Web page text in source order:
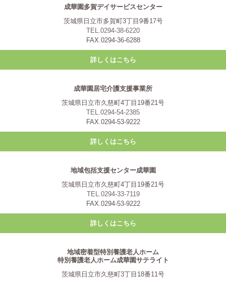
成華園多賀デイサービスセンター
茨城県日立市多賀町3丁目9番17号
TEL.0294-38-6220
FAX.0294-36-6288
詳しくはこちら
成華園居宅介護支援事業所
茨城県日立市久慈町4丁目19番21号
TEL.0294-54-2385
FAX.0294-53-9222
詳しくはこちら
地域包括支援センター成華園
茨城県日立市久慈町4丁目19番21号
TEL.0294-33-7119
FAX.0294-53-9222
詳しくはこちら
地域密着型特別養護老人ホーム
特別養護老人ホーム成華園サテライト
茨城県日立市久慈町3丁目18番11号